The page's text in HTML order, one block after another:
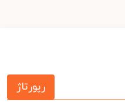
رپورتاژ